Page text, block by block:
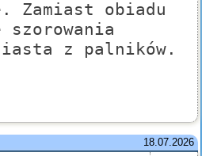
Zamiast obiadu
szorowania
z palników.
18.07.2026